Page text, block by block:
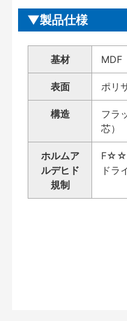
製品仕様
基材 MDF
表面 ポリ
構造
フラ
芯）
ホルムア
ルデヒド
規制
ドラ